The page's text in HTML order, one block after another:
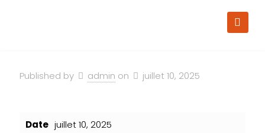
Published by admin on juillet 10, 2025
Date juillet 10, 2025